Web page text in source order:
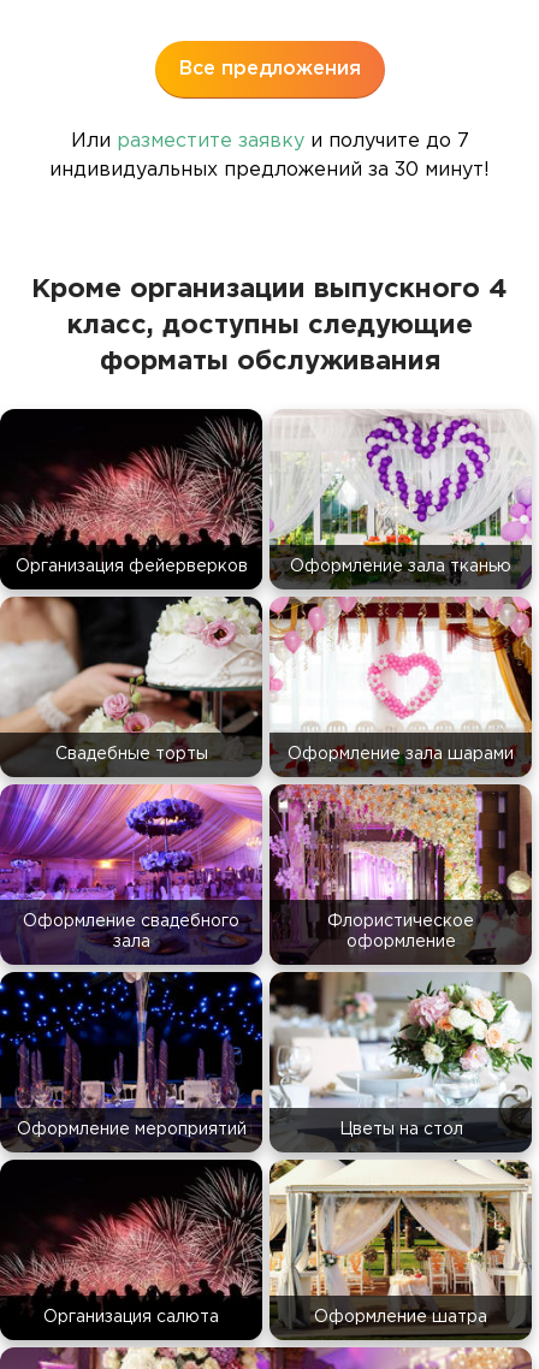
Все предложения
Или разместите заявкуи получите до 7
индивидуальных предложений за 30 минут!
Кроме организации выпускного 4
класс, доступны следующие
форматы обслуживания
Организация фейерверков Оформление зала тканью
Свадебные торты Оформление зала шарами
Оформление свадебного
зала
Флористическое
оформление
Оформление мероприятий Цветы на стол
Организация салюта Оформление шатра